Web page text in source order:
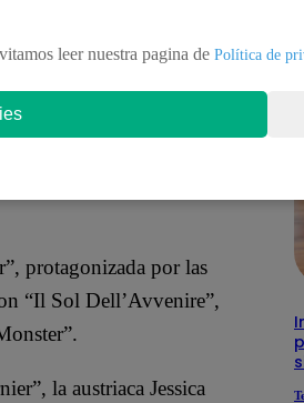
con veteranos cuyos
antiguo pueblo minero
que grandes
protagonizada por las
“Il Sol Dell’Avvenire”,
la austriaca Jessica
leer nuestra pagina de Política de